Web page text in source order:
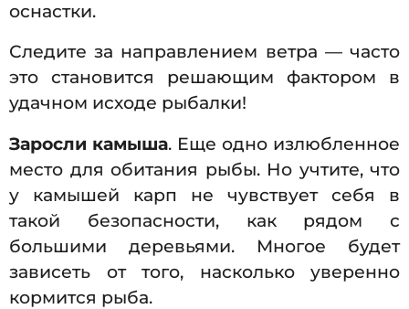
оснастки.
Следите за направлением ветра — часто
это становится решающим фактором в
удачном исходе рыбалки!
Заросли камыша. Еще одно излюбленное
место для обитания рыбы. Но учтите, что
у камышей карп не чувствует себя в
такой безопасности, как рядом с
большими деревьями. Многое будет
зависеть от того, насколько уверенно
кормится рыба.